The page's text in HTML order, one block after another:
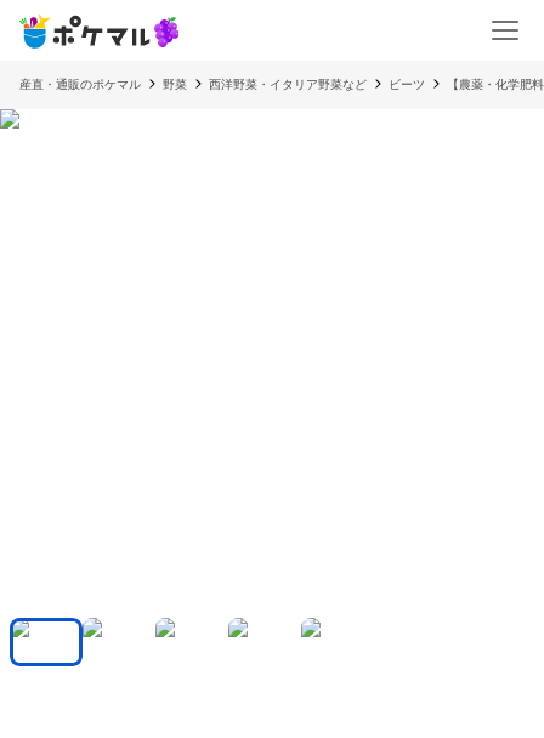
産直・通販のポケマル 野菜 西洋野菜・イタリア野菜など ビーツ 【農薬・化学肥